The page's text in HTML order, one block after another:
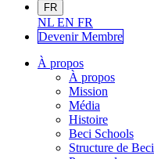
FR
NL EN FR
Devenir Membre
À propos
À propos
Mission
Média
Histoire
Beci Schools
Structure de Beci